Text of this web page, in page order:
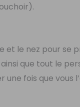
et le nez pour
que tout le
fois que vous